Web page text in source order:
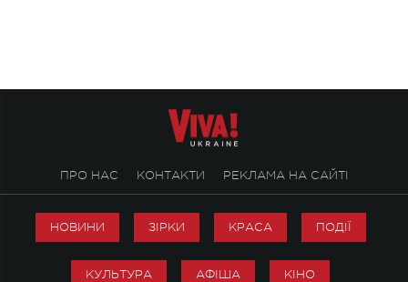
ПРО НАС КОНТАКТИ РЕКЛАМА НА САЙТІ
НОВИНИ ЗІРКИ КРАСА ПОДІЇ
КУЛЬТУРА АФІША КІНО